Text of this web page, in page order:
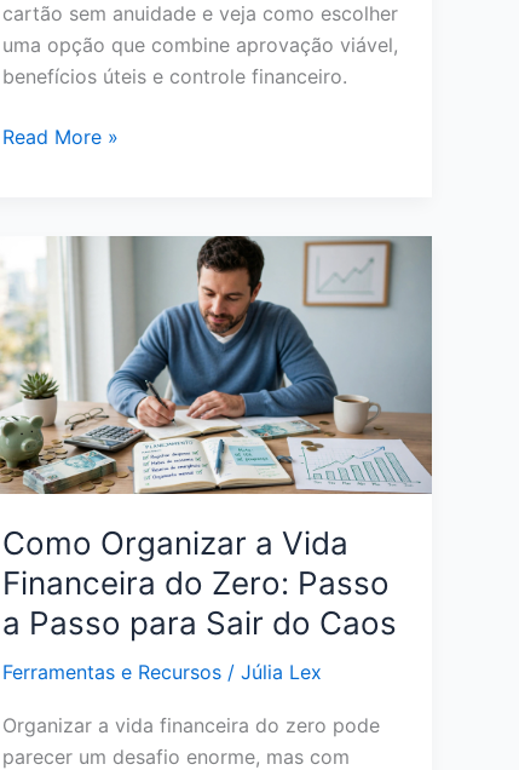
cartão sem anuidade e veja como escolher
uma opção que combine aprovação viável,
benefícios úteis e controle financeiro.
Melhor
Crédito
Sem
Anuidade:
Como
Escolher
a
Opção
Certa
para
Perfil
Read More »
Como Organizar a Vida
Financeira do Zero: Passo
a Passo para Sair do Caos
Ferramentas e Recursos /Júlia Lex
Organizar a vida financeira do zero pode
parecer um desafio enorme, mas com